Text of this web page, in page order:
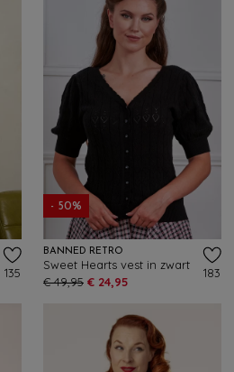
135
- 50%
BANNED RETRO
Sweet Hearts vest in zwart
€ 49,95 € 24,95
183